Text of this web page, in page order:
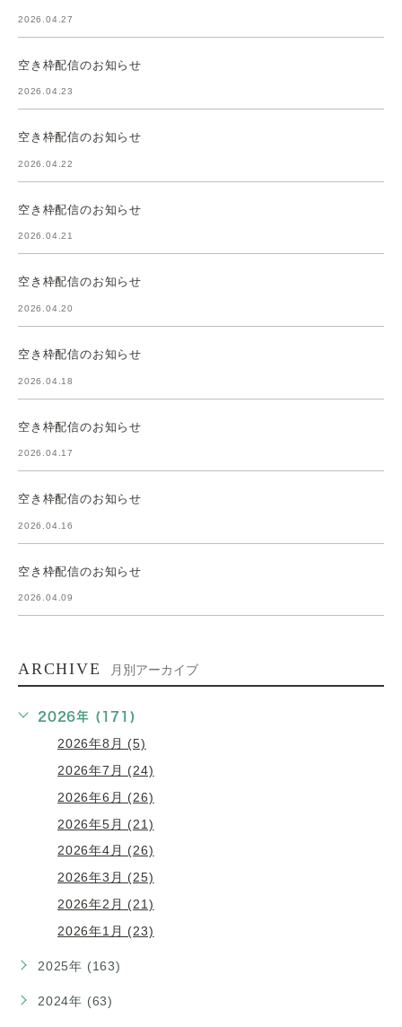
2026.04.27
空き枠配信のお知らせ
2026.04.23
空き枠配信のお知らせ
2026.04.22
空き枠配信のお知らせ
2026.04.21
空き枠配信のお知らせ
2026.04.20
空き枠配信のお知らせ
2026.04.18
空き枠配信のお知らせ
2026.04.17
空き枠配信のお知らせ
2026.04.16
空き枠配信のお知らせ
2026.04.09
ARCHIVE 月別アーカイブ
2026年 (171)
2026年8月 (5)
2026年7月 (24)
2026年6月 (26)
2026年5月 (21)
2026年4月 (26)
2026年3月 (25)
2026年2月 (21)
2026年1月 (23)
2025年 (163)
2024年 (63)